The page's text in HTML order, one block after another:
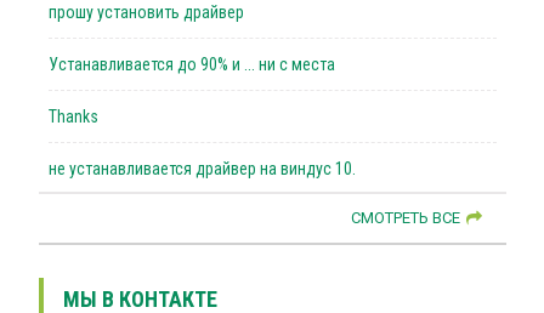
прошу установить драйвер
Устанавливается до 90% и ... ни с места
Thanks
не устанавливается драйвер на виндус 10.
СМОТРЕТЬ ВСЕ
МЫ В КОНТАКТЕ